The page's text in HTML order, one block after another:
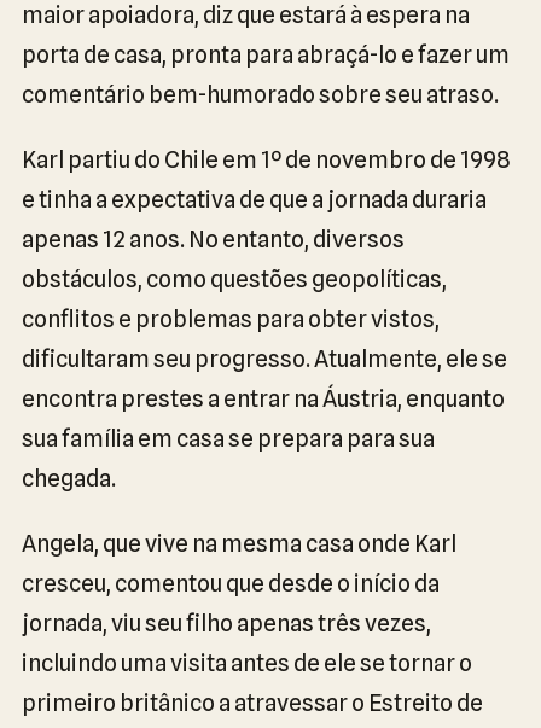
maior apoiadora, diz que estará à espera na
porta de casa, pronta para abraçá-lo e fazer um
comentário bem-humorado sobre seu atraso.
Karl partiu do Chile em 1º de novembro de 1998
e tinha a expectativa de que a jornada duraria
apenas 12 anos. No entanto, diversos
obstáculos, como questões geopolíticas,
conflitos e problemas para obter vistos,
dificultaram seu progresso. Atualmente, ele se
encontra prestes a entrar na Áustria, enquanto
sua família em casa se prepara para sua
chegada.
Angela, que vive na mesma casa onde Karl
cresceu, comentou que desde o início da
jornada, viu seu filho apenas três vezes,
incluindo uma visita antes de ele se tornar o
primeiro britânico a atravessar o Estreito de